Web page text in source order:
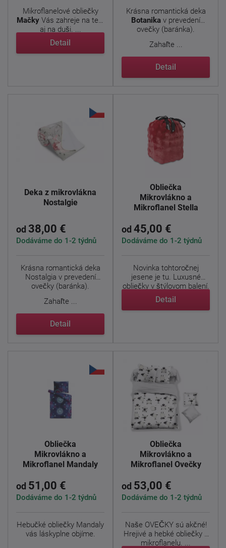
Mikroflanelové obliečky
Mačky Vás zahreje na tele
aj na duši. ...
Detail
Krásna romantická deka
Botanika v prevedení
ovečky (baránka).
Zahaľte ...
Detail
Deka z mikrovlákna
Nostalgie
od 38,00 €
Dodáváme do 1-2 týdnů
Krásna romantická deka
Nostalgia v prevedení
ovečky (baránka).
Zahaľte ...
Detail
Obliečka
Mikrovlákno a
Mikroflanel Stella
od 45,00 €
Dodáváme do 1-2 týdnů
Novinka tohtoročnej
jesene je tu. Luxusné
obliečky v štýlovom balení.
...
Detail
Obliečka
Mikrovlákno a
Mikroflanel Mandaly
od 51,00 €
Dodáváme do 1-2 týdnů
Hebučké obliečky Mandaly
vás láskyplne objíme.
Obliečka
Mikrovlákno a
Mikroflanel Ovečky
od 53,00 €
Dodáváme do 1-2 týdnů
Naše OVEČKY sú akčné!
Hrejivé a hebké obliečky z
mikroflanelu. ...